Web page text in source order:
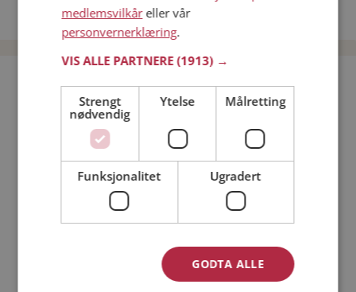
Date menn i Norge
Bli medlem gratis!
Jeg er en: Mann Kvinne
Min alder:
medlemsvilkåreller vår
personvernerklæring.
VIS ALLE PARTNERE(1913) →
Strengt
nødvendig
Ytelse Målretting
Funksjonalitet Ugradert
GODTA ALLE